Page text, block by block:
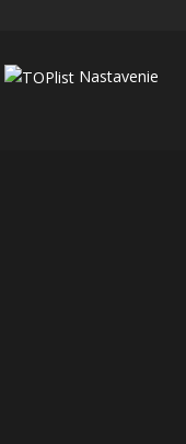
Nastavenie